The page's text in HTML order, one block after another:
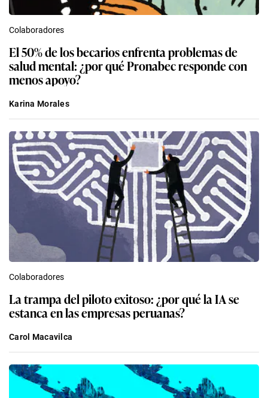
Colaboradores
El 50% de los becarios enfrenta problemas de
salud mental: ¿por qué Pronabec responde con
menos apoyo?
Karina Morales
Colaboradores
La trampa del piloto exitoso: ¿por qué la IA se
estanca en las empresas peruanas?
Carol Macavilca